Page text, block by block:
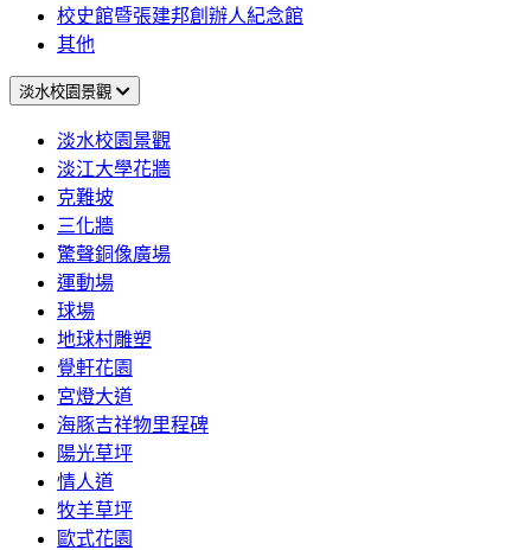
校史館暨張建邦創辦人紀念館
其他
淡水校園景觀
淡水校園景觀
淡江大學花牆
克難坡
三化牆
驚聲銅像廣場
運動場
球場
地球村雕塑
覺軒花園
宮燈大道
海豚吉祥物里程碑
陽光草坪
情人道
牧羊草坪
歐式花園